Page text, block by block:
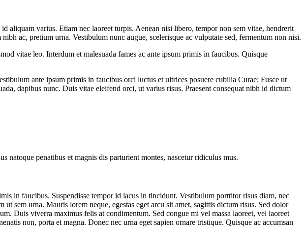
aliquam varius. Etiam nec laoreet turpis. Aenean nisi libero, tempor non sem vitae, hendrerit
ac, pretium urna. Vestibulum nunc augue, scelerisque ac vulputate sed, fermentum non nisi.
vitae leo. Interdum et malesuada fames ac ante ipsum primis in faucibus. Quisque
ante ipsum primis in faucibus orci luctus et ultrices posuere cubilia Curae; Fusce ut
dapibus nunc. Duis vitae eleifend orci, ut varius risus. Praesent consequat nibh id dictum
penatibus et magnis dis parturient montes, nascetur ridiculus mus.
in faucibus. Suspendisse tempor id lacus in tincidunt. Vestibulum porttitor risus diam, nec
sem urna. Mauris lorem neque, egestas eget arcu sit amet, sagittis dictum risus. Sed dolor
Duis viverra maximus felis at condimentum. Sed congue mi vel massa laoreet, vel laoreet
non, porta et magna. Donec nec urna eget sapien ornare tristique. Quisque ac accumsan